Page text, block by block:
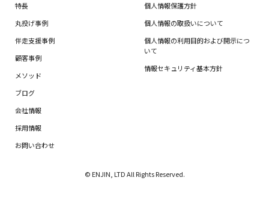
特長
丸投げ事例
伴走支援事例
顧客事例
メソッド
ブログ
会社情報
採用情報
お問い合わせ
個人情報保護方針
個人情報の取扱いについて
個人情報の利用目的および開示につ
いて
情報セキュリティ基本方針
© ENJIN, LTD All Rights Reserved.